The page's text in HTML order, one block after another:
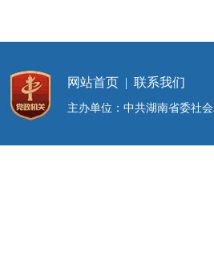
网站首页 |联系我们
主办单位：中共湖南省委社